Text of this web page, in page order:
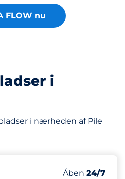
FLOW nu
i
i nærheden af Pile
Fredag
Åben 24/7